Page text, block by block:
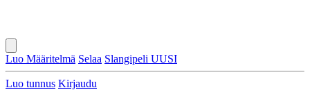
Luo Määritelmä Selaa Slangipeli UUSI
Luo tunnus Kirjaudu